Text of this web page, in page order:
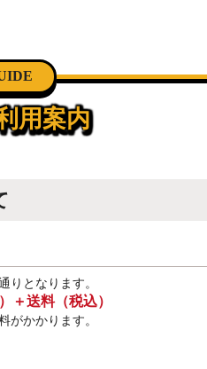
用案内
りとなります。
＋送料（税込）
がかかります。